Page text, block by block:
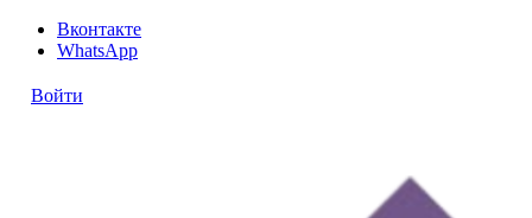
Вконтакте
WhatsApp
Войти